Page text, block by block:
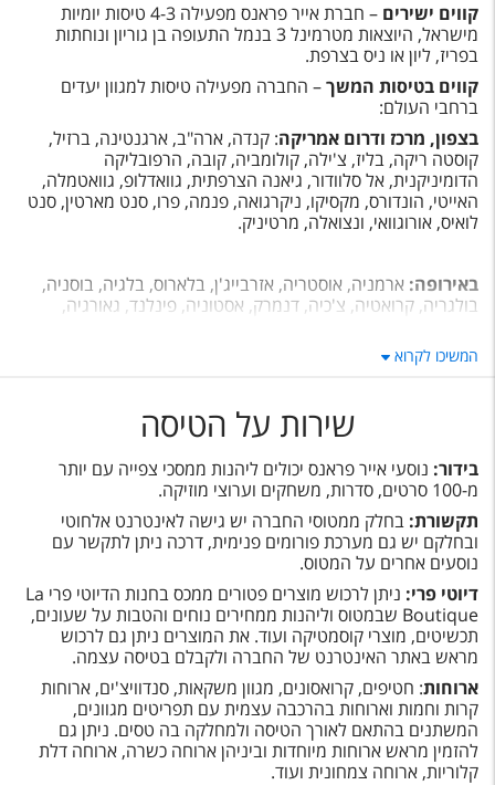
קווים ישירים
– חברת אייר פראנס מפעילה 4-3 טיסות יומיות
מישראל, היוצאות מטרמינל 3 בנמל התעופה בן גוריון ונוחתות
בפריז, ליון או ניס בצרפת.
קווים בטיסות המשך– החברה מפעילה טיסות למגוון יעדים
ברחבי העולם:
בצפון, מרכז ודרום אמריקה: קנדה, ארה"ב, ארגנטינה, ברזיל,
קוסטה ריקה, בליז, צ'ילה, קולומביה, קובה, הרפובליקה
הדומיניקנית, אל סלוודור, גיאנה הצרפתית, גוואדלופ, גוואטמלה,
האייטי, הונדורס, מקסיקו, ניקרגואה, פנמה, פרו, סנט מארטין, סנט
לואיס, אורוגוואי, ונצואלה, מרטיניק.
באירופה: ארמניה, אוסטריה, אזרבייג'ן, בלארוס, בלגיה, בוסניה,
בולגריה, קרואטיה, צ'כיה, דנמרק, אסטוניה, פינלנד, גאורגיה,
לוקסמבורג, מקדוניה, מלטה, מונטנגרו, הולנד, נורווגיה, פולין,
פורטוגל, רומניה, רוסיה, סרביה, סלובקיה, סלובניה, ספרד, שוודיה,
אלג'יריה, אנגולה, בנין, בוטסואנה, בורקינה פאסו,
קמרון, הרפובליקה המרכז-אפריקאית, צ'אד, קומורו, קונגו, חוף
השנהב, ג'יבוטי, גינאה המשוונית, גבון, גאנה, גינאה, קניה,
ליבריה, מדגסקר, מאלי, מאוריטניה, מאוריציוס, איי מיוט, איי סיישל,
מוזמביק, נמיביה, ניגריה, סנגל, סיירה לאון, דרום אפריקה, טוגו,
זימבבואה.
במזרח הרחוק:קמבודיה, סין, הונג קונג, טאיוואן, הפולינזיה
הצרפתית, הודו, אינדונזיה, יפן, לאוס, מלזיה, בורמה, פקיסטן,
הפיליפינים, סינגפור, קוריאה הדרומית, סרי לנקה, תאילנד,
וייטנאם.
במזרח התיכון:ישראל, טורקיה, מצרים, מרוקו, טוניסיה, בחריין,
איראן, עירק, ירדן, כווית, לבנון, עומאן, קטאר, ערב הסעודית, סוריה,
איחוד האמירויות הערביות.
יעדים נוספים:אוסטרליה, ניו זילנד.
המשיכו לקרוא
שירות על הטיסה
בידור: נוסעי אייר פראנס יכולים ליהנות ממסכי צפייה עם יותר
מ-100 סרטים, סדרות, משחקים וערוצי מוזיקה.
תקשורת: בחלק ממטוסי החברה יש גישה לאינטרנט אלחוטי
ובחלקם יש גם מערכת פורומים פנימית, דרכה ניתן לתקשר עם
נוסעים אחרים על המטוס.
דיוטי פרי:
ניתן לרכוש מוצרים פטורים ממכס בחנות הדיוטי פרי La
Boutique שבמטוס וליהנות ממחירים נוחים והטבות על שעונים,
תכשיטים, מוצרי קוסמטיקה ועוד. את המוצרים ניתן גם לרכוש
מראש באתר האינטרנט של החברה ולקבלם בטיסה עצמה.
ארוחות: חטיפים, קרואסונים, מגוון משקאות, סנדוויצ'ים, ארוחות
קרות וחמות וארוחות בהרכבה עצמית עם תפריטים מגוונים,
המשתנים בהתאם לאורך הטיסה ולמחלקה בה טסים. ניתן גם
להזמין מראש ארוחות מיוחדות וביניהן ארוחה כשרה, ארוחה דלת
קלוריות, ארוחה צמחונית ועוד.